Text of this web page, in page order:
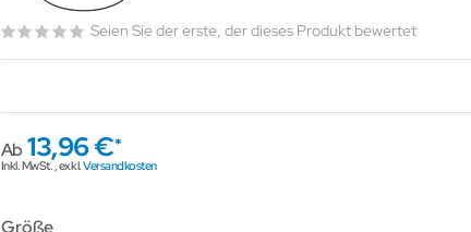
Seien Sie der erste, der dieses Produkt bewertet
Ab 13,96 €
Inkl. MwSt.,exkl.Versandkosten
Größe